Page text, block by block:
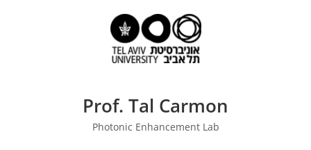
Prof. Tal Carmon
Photonic Enhancement Lab